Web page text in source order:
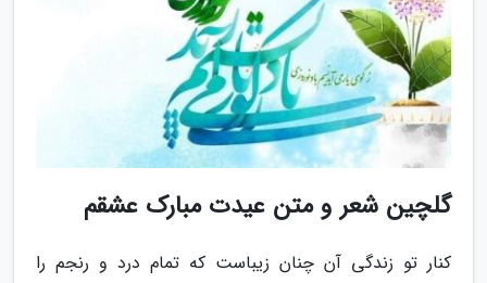
گلچین شعر و متن عیدت مبارک عشقم
کنار تو زندگی آن چنان زیباست که تمام درد و رنجم را